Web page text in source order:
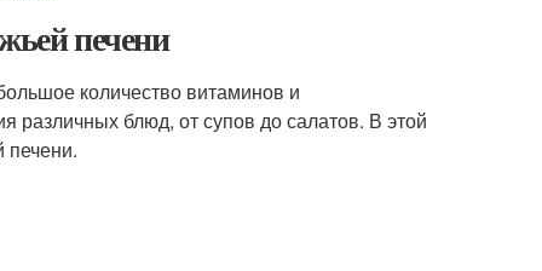
печени
количество витаминов и
различных блюд, от супов до салатов. В этой
печени.